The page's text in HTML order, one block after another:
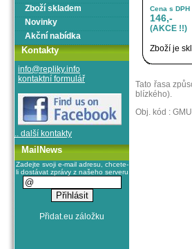
Cena s DPH
146,-
(AKCE !!)
Zboží je
Tato řasa
blízkého).
Obj. kód :
Zboží skladem
Novinky
Akční nabídka
Kontakty
info@repliky.info
kontaktní formulář
.. další kontakty
MailNews
Zadejte svoji e-mail adresu, chcete-
li dostávat zprávy z našeho serveru